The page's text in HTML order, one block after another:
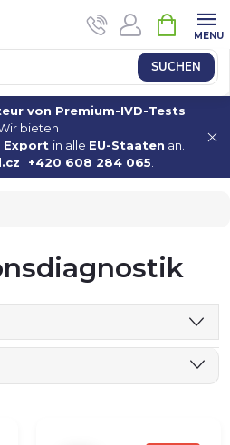
SUCHEN
von Premium-IVD-Tests
bieten
Export in alle EU-Staaten an.
| +420 608 284 065